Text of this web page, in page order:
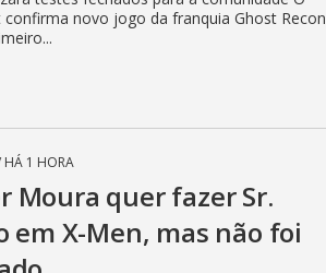
novo jogo da franquia Ghost Recon
HÁ 1 HORA
Moura quer fazer Sr.
em X-Men, mas não foi